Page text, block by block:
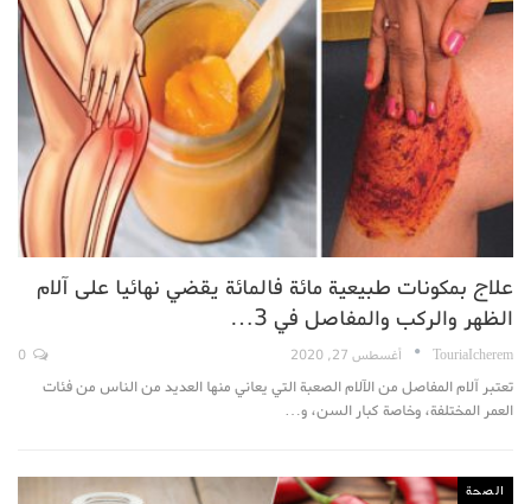
علاج بمكونات طبيعية مائة فالمائة يقضي نهائيا على آلام
الظهر والركب والمفاصل في 3…
TouriaIcherem أغسطس 27, 2020
تعتبر آلام المفاصل من الآلام الصعبة التي يعاني منها العديد من الناس من فئات
العمر المختلفة، وخاصة كبار السن، و…
الصحة